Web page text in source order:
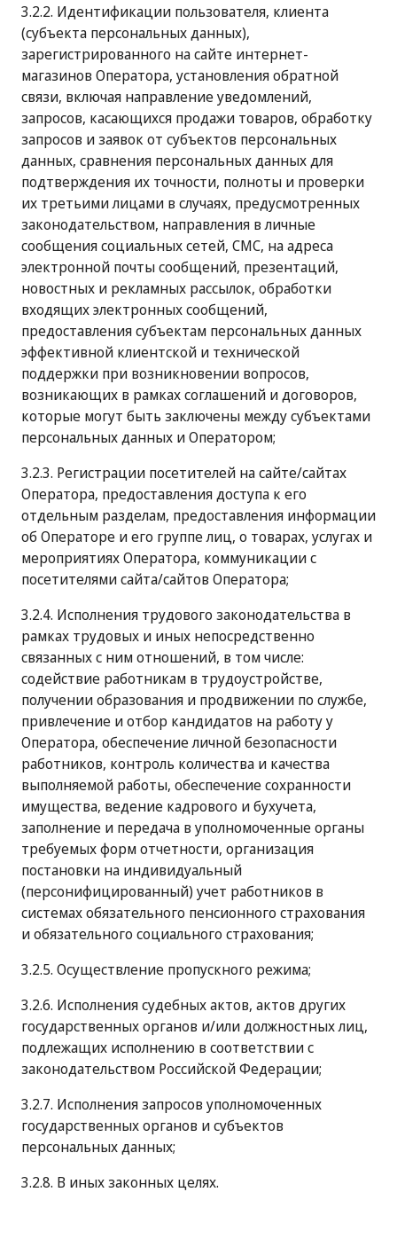
3.2.2. Идентификации пользователя, клиента
(субъекта персональных данных),
зарегистрированного на сайте интернет-
магазинов Оператора, установления обратной
связи, включая направление уведомлений,
запросов, касающихся продажи товаров, обработку
запросов и заявок от субъектов персональных
данных, сравнения персональных данных для
подтверждения их точности, полноты и проверки
их третьими лицами в случаях, предусмотренных
законодательством, направления в личные
сообщения социальных сетей, СМС, на адреса
электронной почты сообщений, презентаций,
новостных и рекламных рассылок, обработки
входящих электронных сообщений,
предоставления субъектам персональных данных
эффективной клиентской и технической
поддержки при возникновении вопросов,
возникающих в рамках соглашений и договоров,
которые могут быть заключены между субъектами
персональных данных и Оператором;
3.2.3. Регистрации посетителей на сайте/сайтах
Оператора, предоставления доступа к его
отдельным разделам, предоставления информации
об Операторе и его группе лиц, о товарах, услугах и
мероприятиях Оператора, коммуникации с
посетителями сайта/сайтов Оператора;
3.2.4. Исполнения трудового законодательства в
рамках трудовых и иных непосредственно
связанных с ним отношений, в том числе:
содействие работникам в трудоустройстве,
получении образования и продвижении по службе,
привлечение и отбор кандидатов на работу у
Оператора, обеспечение личной безопасности
работников, контроль количества и качества
выполняемой работы, обеспечение сохранности
имущества, ведение кадрового и бухучета,
заполнение и передача в уполномоченные органы
требуемых форм отчетности, организация
постановки на индивидуальный
(персонифицированный) учет работников в
системах обязательного пенсионного страхования
и обязательного социального страхования;
3.2.5. Осуществление пропускного режима;
3.2.6. Исполнения судебных актов, актов других
государственных органов и/или должностных лиц,
подлежащих исполнению в соответствии с
законодательством Российской Федерации;
3.2.7. Исполнения запросов уполномоченных
государственных органов и субъектов
персональных данных;
3.2.8. В иных законных целях.